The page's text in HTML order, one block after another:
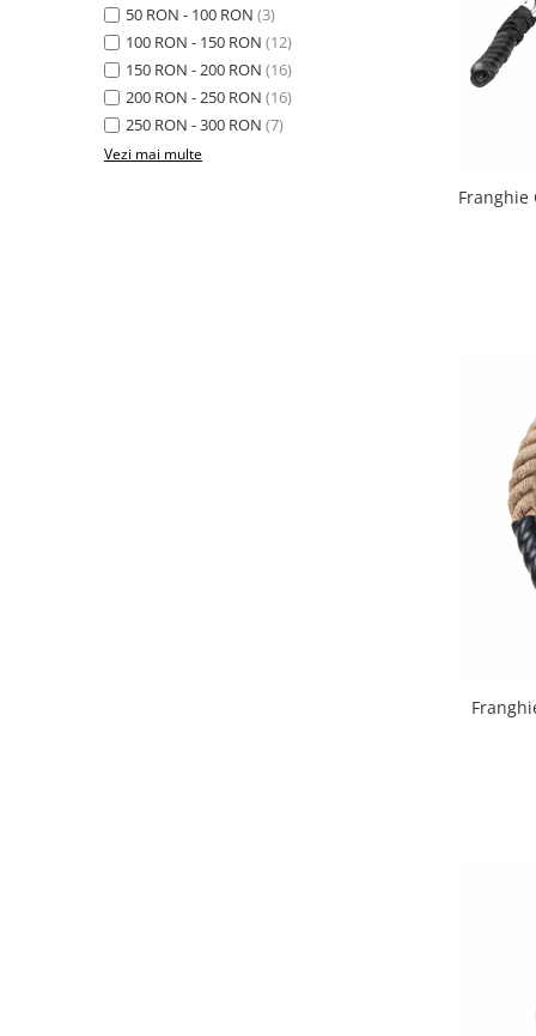
Bariere si protectie laterala pat
Bariere de protectie pat
Porti de siguranta
Carusele patut
Costum carnaval copii
50 RON - 100 RON (3)
100 RON - 150 RON (12)
150 RON - 200 RON (16)
200 RON - 250 RON (16)
250 RON - 300 RON (7)
Vezi mai multe
Franghie